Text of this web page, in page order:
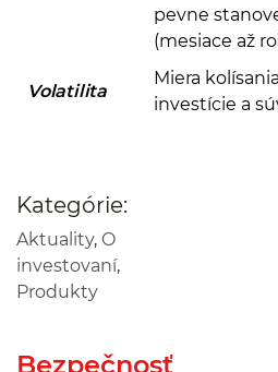
pevne
(mesiace až
Volatilita
Miera
investície a
Kategórie:
Aktuality, O
investovaní,
Produkty
Bezpečnosť